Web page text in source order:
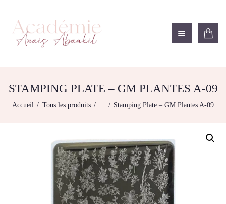
STAMPING PLATE – GM PLANTES A-09
Accueil Tous les produits ... Stamping Plate – GM Plantes A-09
ACADÉMIE ANAÏS ABAAKIL
Formation et shop Indigo
NOS FORMATIONS
FORMATIONS
CONTACTEZ-NOUS
RECHERCHE
MODÈLE